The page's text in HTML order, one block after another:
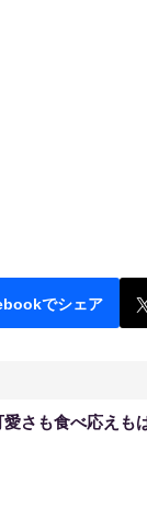
でシェア
さも食べ応えも